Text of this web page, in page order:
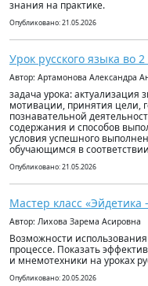
знания на практике.
Опубликовано: 21.05.2026
Урок русского языка во
Автор: Артамонова Александра
задача урока:
мотивации, принятия цели,
познавательной
содержания и способов
условия успешного
обучающимся в
Опубликовано: 21.05.2026
Мастер класс
Автор: Лихова Зарема Асировна
Возможности
процессе. Показать
и мнемотехники на уроках
Опубликовано: 20.05.2026